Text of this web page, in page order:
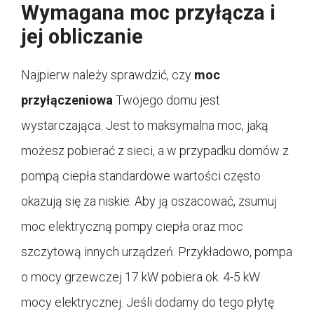
Wymagana moc przyłącza i
jej obliczanie
Najpierw należy sprawdzić, czy moc
przyłączeniowaTwojego domu jest
wystarczająca. Jest to maksymalna moc, jaką
możesz pobierać z sieci, a w przypadku domów z
pompą ciepła standardowe wartości często
okazują się za niskie. Aby ją oszacować, zsumuj
moc elektryczną pompy ciepła oraz moc
szczytową innych urządzeń. Przykładowo, pompa
o mocy grzewczej 17 kW pobiera ok. 4-5 kW
mocy elektrycznej. Jeśli dodamy do tego płytę